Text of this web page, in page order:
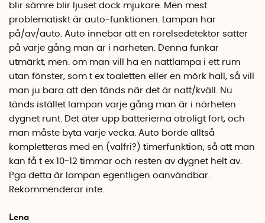
blir sämre blir ljuset dock mjukare. Men mest
problematiskt är auto-funktionen. Lampan har
på/av/auto. Auto innebär att en rörelsedetektor sätter
på varje gång man är i närheten. Denna funkar
utmärkt, men: om man vill ha en nattlampa i ett rum
utan fönster, som t ex toaletten eller en mörk hall, så vill
man ju bara att den tänds när det är natt/kväll. Nu
tänds istället lampan varje gång man är i närheten
dygnet runt. Det äter upp batterierna otroligt fort, och
man måste byta varje vecka. Auto borde alltså
kompletteras med en (valfri?) timerfunktion, så att man
kan få t ex 10-12 timmar och resten av dygnet helt av.
Pga detta är lampan egentligen oanvändbar.
Rekommenderar inte.
Lena